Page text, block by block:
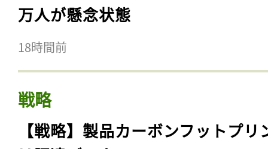
万人が懸念状態
18時間前
戦略
【戦略】製品カーボンフットプリ